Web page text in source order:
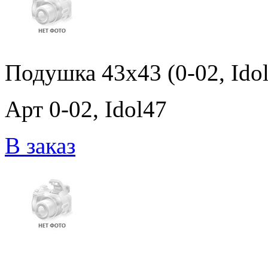
Подушка 43x43 (0-02,
Арт 0-02, Idol47
В заказ